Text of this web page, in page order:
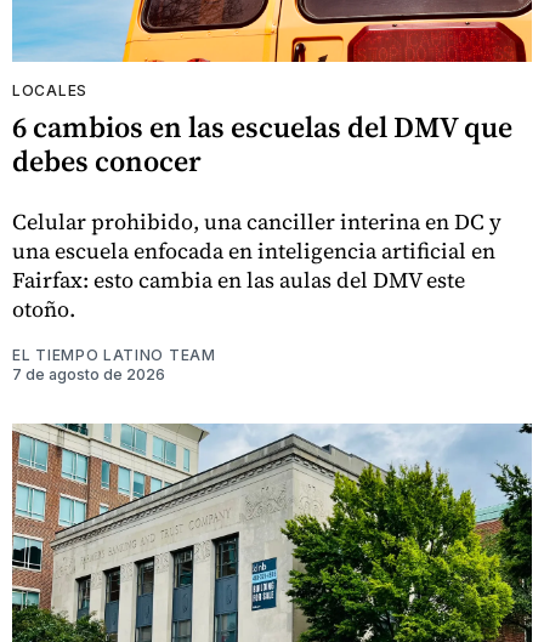
LOCALES
6 cambios en las escuelas del DMV que
debes conocer
Celular prohibido, una canciller interina en DC y
una escuela enfocada en inteligencia artificial en
Fairfax: esto cambia en las aulas del DMV este
otoño.
EL TIEMPO LATINO TEAM
7 de agosto de 2026